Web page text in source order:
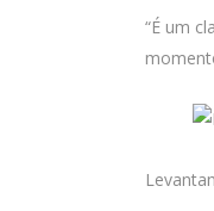
“É um